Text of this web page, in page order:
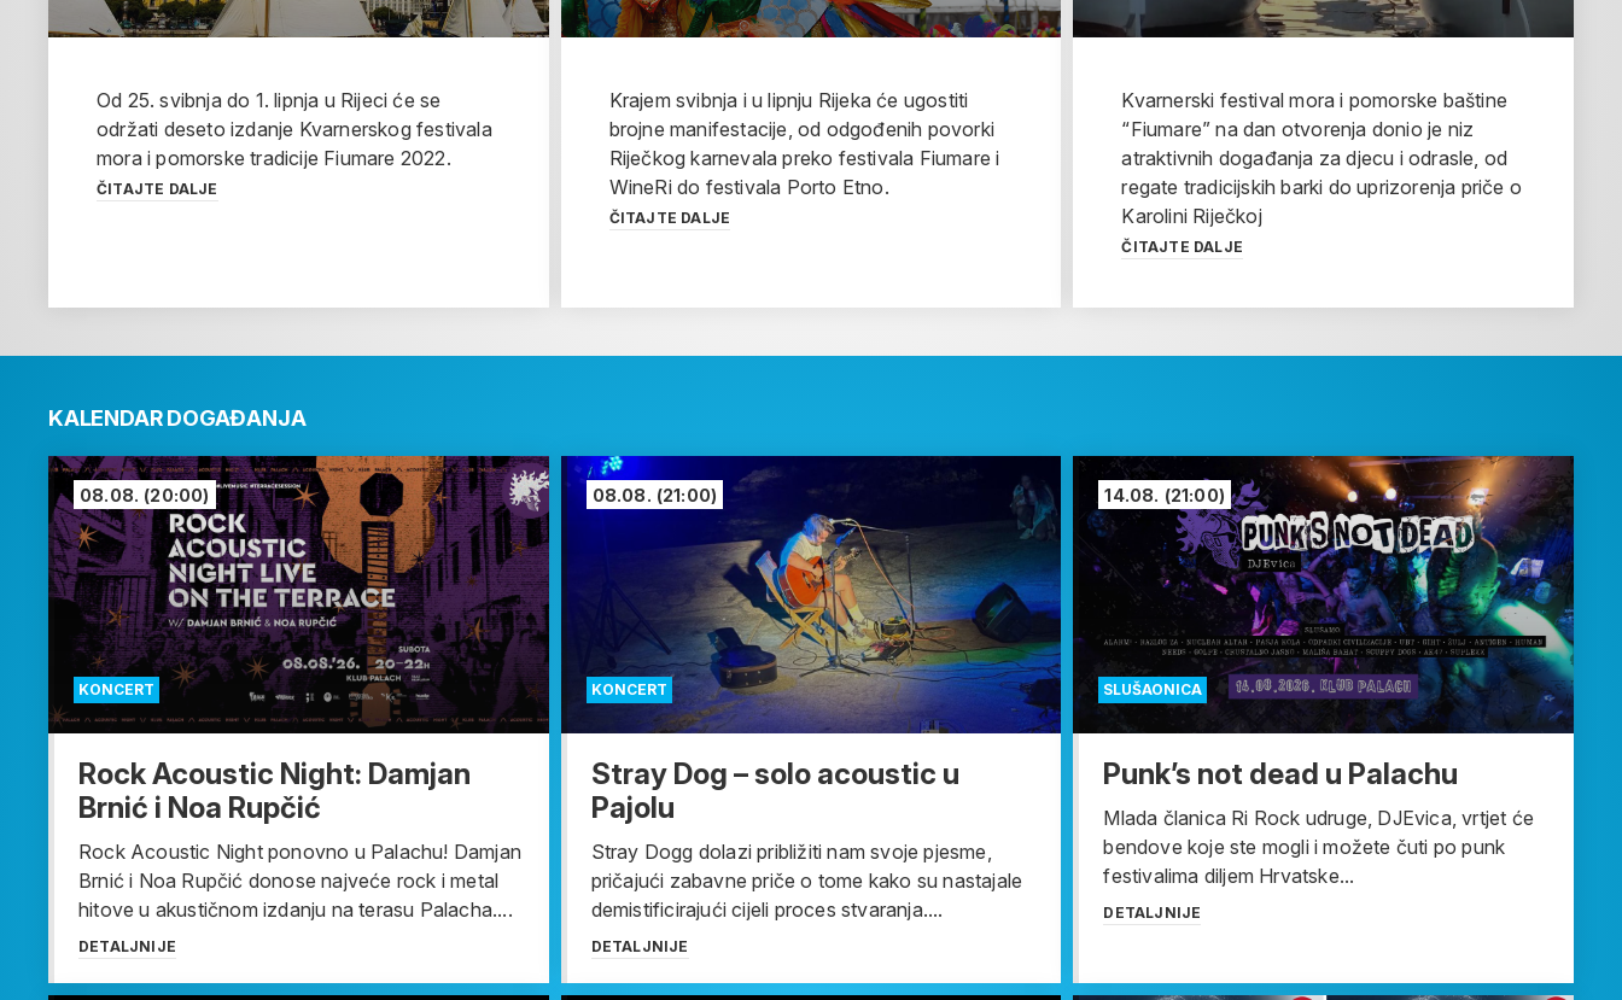
Od 25. svibnja do 1. lipnja u Rijeci će se
održati deseto izdanje Kvarnerskog festivala
mora i pomorske tradicije Fiumare 2022.
ČITAJTE DALJE
Krajem svibnja i u lipnju Rijeka će ugostiti
brojne manifestacije, od odgođenih povorki
Riječkog karnevala preko festivala Fiumare i
WineRi do festivala Porto Etno.
ČITAJTE DALJE
Kvarnerski festival mora i pomorske baštine
“Fiumare” na dan otvorenja donio je niz
atraktivnih događanja za djecu i odrasle, od
regate tradicijskih barki do uprizorenja priče o
Karolini Riječkoj
ČITAJTE DALJE
KALENDAR DOGAĐANJA
KONCERT
08.08. (20:00)
Rock Acoustic Night: Damjan
Brnić i Noa Rupčić
Rock Acoustic Night ponovno u Palachu! Damjan
Brnić i Noa Rupčić donose najveće rock i metal
hitove u akustičnom izdanju na terasu Palacha....
DETALJNIJE
KONCERT
08.08. (21:00)
Stray Dog – solo acoustic u
Pajolu
Stray Dogg dolazi približiti nam svoje pjesme,
pričajući zabavne priče o tome kako su nastajale
demistificirajući cijeli proces stvaranja....
DETALJNIJE
SLUŠAONICA
14.08. (21:00)
Punk’s not dead u Palachu
Mlada članica Ri Rock udruge, DJEvica, vrtjet će
bendove koje ste mogli i možete čuti po punk
festivalima diljem Hrvatske...
DETALJNIJE